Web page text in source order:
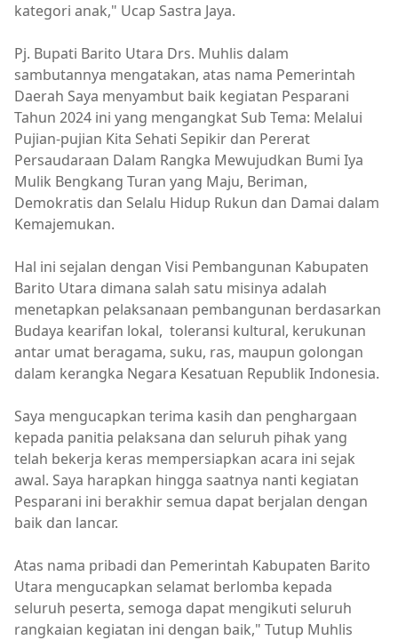
kategori anak," Ucap Sastra Jaya.
Pj. Bupati Barito Utara Drs. Muhlis dalam
sambutannya mengatakan, atas nama Pemerintah
Daerah Saya menyambut baik kegiatan Pesparani
Tahun 2024 ini yang mengangkat Sub Tema: Melalui
Pujian-pujian Kita Sehati Sepikir dan Pererat
Persaudaraan Dalam Rangka Mewujudkan Bumi Iya
Mulik Bengkang Turan yang Maju, Beriman,
Demokratis dan Selalu Hidup Rukun dan Damai dalam
Kemajemukan.
Hal ini sejalan dengan Visi Pembangunan Kabupaten
Barito Utara dimana salah satu misinya adalah
menetapkan pelaksanaan pembangunan berdasarkan
Budaya kearifan lokal, toleransi kultural, kerukunan
antar umat beragama, suku, ras, maupun golongan
dalam kerangka Negara Kesatuan Republik Indonesia.
Saya mengucapkan terima kasih dan penghargaan
kepada panitia pelaksana dan seluruh pihak yang
telah bekerja keras mempersiapkan acara ini sejak
awal. Saya harapkan hingga saatnya nanti kegiatan
Pesparani ini berakhir semua dapat berjalan dengan
baik dan lancar.
Atas nama pribadi dan Pemerintah Kabupaten Barito
Utara mengucapkan selamat berlomba kepada
seluruh peserta, semoga dapat mengikuti seluruh
rangkaian kegiatan ini dengan baik," Tutup Muhlis